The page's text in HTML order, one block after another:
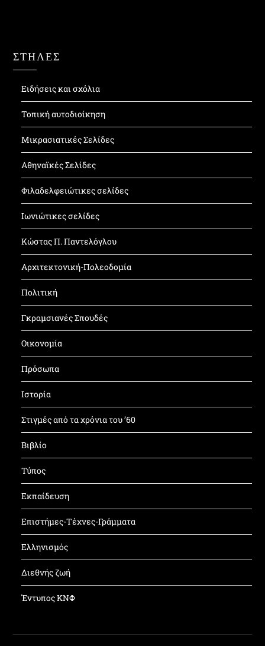
ΣΤΗΛΕΣ
Ειδήσεις και σχόλια
Τοπική αυτοδιοίκηση
Μικρασιατικές Σελίδες
Αθηναϊκές Σελίδες
Φιλαδελφειώτικες σελίδες
Ιωνιώτικες σελίδες
Κώστας Π. Παντελόγλου
Αρχιτεκτονική-Πολεοδομία
Πολιτική
Γκραμσιανές Σπουδές
Οικονομία
Πρόσωπα
Ιστορία
Στιγμές από τα χρόνια του ’60
Βιβλίο
Τύπος
Εκπαίδευση
Επιστήμες-Τέχνες-Γράμματα
Ελληνισμός
Διεθνής ζωή
Έντυπος ΚΝΦ